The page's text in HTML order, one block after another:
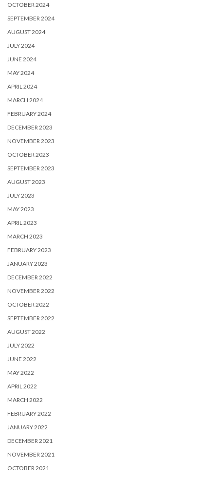
OCTOBER 2024
SEPTEMBER 2024
AUGUST 2024
JULY 2024
JUNE 2024
MAY 2024
APRIL 2024
MARCH 2024
FEBRUARY 2024
DECEMBER 2023
NOVEMBER 2023
OCTOBER 2023
SEPTEMBER 2023
AUGUST 2023
JULY 2023
MAY 2023
APRIL 2023
MARCH 2023
FEBRUARY 2023
JANUARY 2023
DECEMBER 2022
NOVEMBER 2022
OCTOBER 2022
SEPTEMBER 2022
AUGUST 2022
JULY 2022
JUNE 2022
MAY 2022
APRIL 2022
MARCH 2022
FEBRUARY 2022
JANUARY 2022
DECEMBER 2021
NOVEMBER 2021
OCTOBER 2021